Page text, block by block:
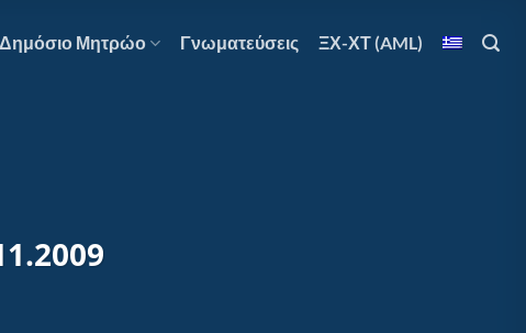
Δημόσιο Μητρώο Γνωματεύσεις ΞΧ-ΧΤ (AML)